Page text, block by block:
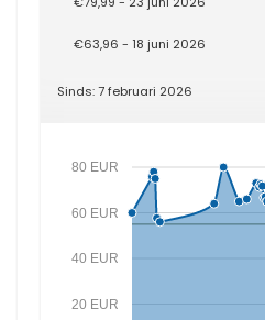
€63,96 - 18 juni 2026
Sinds: 7 februari 2026
20 EUR
40 EUR
60 EUR
80 EUR